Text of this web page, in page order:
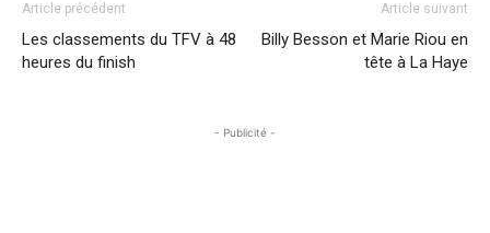
Article précédent
Les classements du TFV à 48
heures du finish
Article suivant
Billy Besson et Marie Riou en
tête à La Haye
- Publicité -